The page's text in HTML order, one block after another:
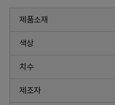
제품소재
색상
치수
제조자